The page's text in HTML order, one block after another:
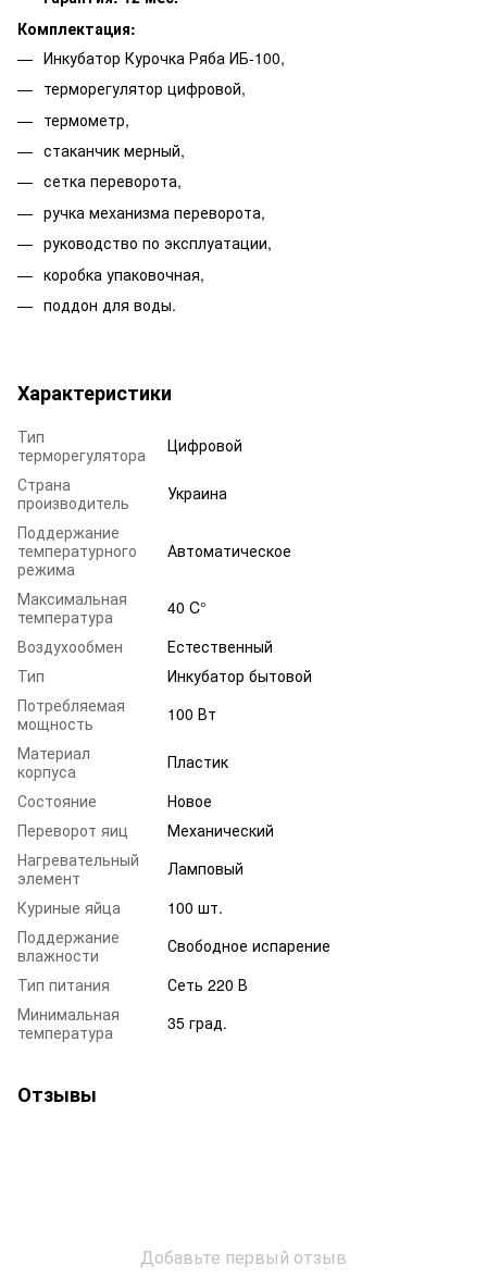
Комплектация:
Инкубатор Курочка Ряба ИБ-100,
терморегулятор цифровой,
термометр,
стаканчик мерный,
сетка переворота,
ручка механизма переворота,
руководство по эксплуатации,
коробка упаковочная,
поддон для воды.
Характеристики
Тип
терморегулятора
Цифровой
Страна
производитель
Украина
Поддержание
температурного
режима
Автоматическое
Максимальная
температура
40 C°
Воздухообмен
Естественный
Тип
Инкубатор бытовой
Потребляемая
мощность
100 Вт
Материал
корпуса
Пластик
Состояние
Новое
Переворот яиц
Механический
Нагревательный
элемент
Ламповый
Куриные яйца
100 шт.
Поддержание
влажности
Свободное испарение
Тип питания
Сеть 220 В
Минимальная
температура
35 град.
Отзывы
Добавьте первый отзыв